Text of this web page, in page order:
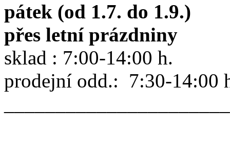
pátek (od 1.7. do 1.9.)
přes letní prázdniny
sklad : 7:00-14:00 h.
prodejní odd.: 7:30-14:00